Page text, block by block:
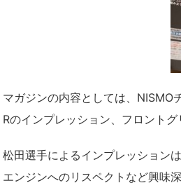
マガジンの内容としては、
Rのインプレッション、フロントグ
松田選手によるインプレッション
エンジンへのリスペクトなど興味